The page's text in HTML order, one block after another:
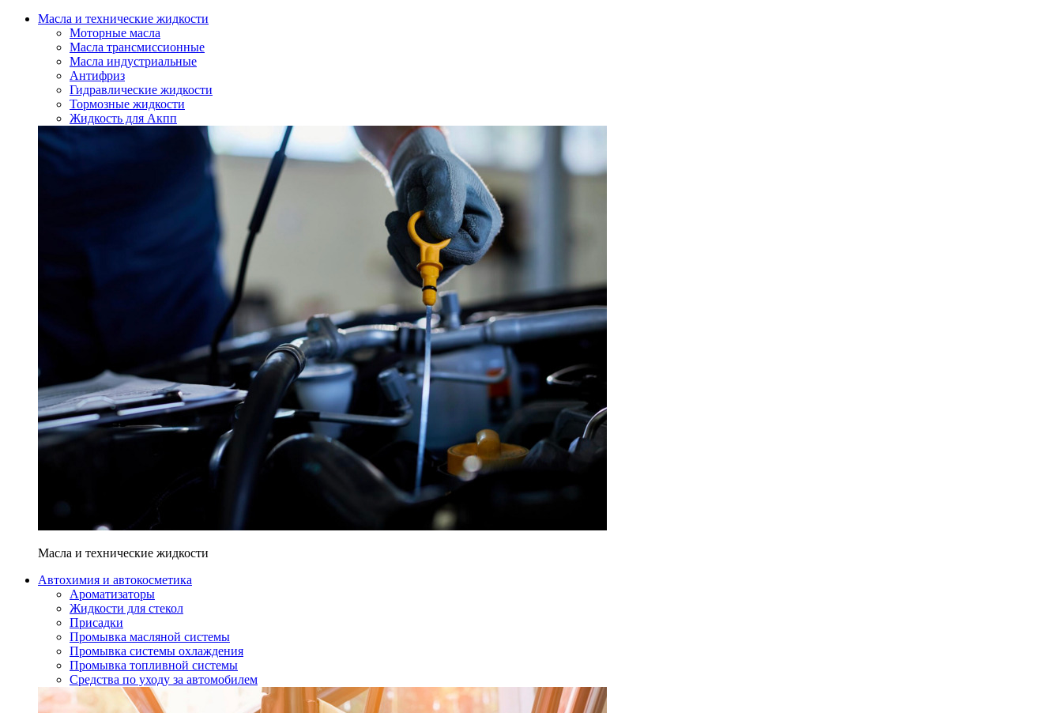
Масла и технические жидкости
Моторные масла
Масла трансмиссионные
Масла индустриальные
Антифриз
Гидравлические жидкости
Тормозные жидкости
Жидкость для Акпп
Масла и технические жидкости
Автохимия и автокосметика
Ароматизаторы
Жидкости для стекол
Присадки
Промывка масляной системы
Промывка системы охлаждения
Промывка топливной системы
Средства по уходу за автомобилем